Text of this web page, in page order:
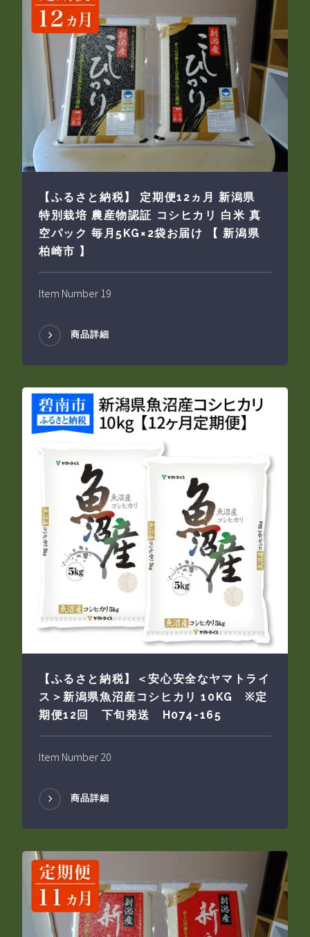
【ふるさと納税】 定期便12ヵ月 新潟県
特別栽培 農産物認証 コシヒカリ 白米 真
空パック 毎月5KG×2袋お届け 【 新潟県
柏崎市 】
Item Number 19
商品詳細
【ふるさと納税】＜安心安全なヤマトライ
ス＞新潟県魚沼産コシヒカリ 10KG ※定
期便12回 下旬発送 H074-165
Item Number 20
商品詳細